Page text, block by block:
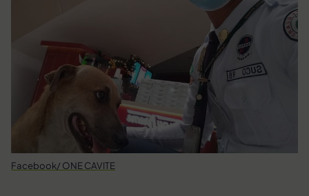
Facebook/ ONE CAVITE